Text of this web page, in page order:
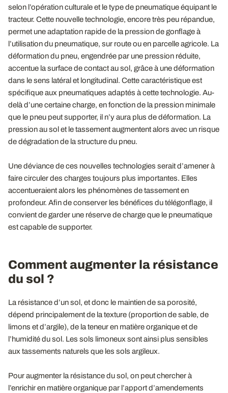
selon l’opération culturale et le type de pneumatique équipant le
tracteur. Cette nouvelle technologie, encore très peu répandue,
permet une adaptation rapide de la pression de gonflage à
l’utilisation du pneumatique, sur route ou en parcelle agricole. La
déformation du pneu, engendrée par une pression réduite,
accentue la surface de contact au sol, grâce à une déformation
dans le sens latéral et longitudinal. Cette caractéristique est
spécifique aux pneumatiques adaptés à cette technologie. Au-
delà d’une certaine charge, en fonction de la pression minimale
que le pneu peut supporter, il n’y aura plus de déformation. La
pression au sol et le tassement augmentent alors avec un risque
de dégradation de la structure du pneu.
Une déviance de ces nouvelles technologies serait d’amener à
faire circuler des charges toujours plus importantes. Elles
accentueraient alors les phénomènes de tassement en
profondeur. Afin de conserver les bénéfices du télégonflage, il
convient de garder une réserve de charge que le pneumatique
est capable de supporter.
Comment augmenter la résistance
du sol ?
La résistance d’un sol, et donc le maintien de sa porosité,
dépend principalement de la texture (proportion de sable, de
limons et d’argile), de la teneur en matière organique et de
l’humidité du sol. Les sols limoneux sont ainsi plus sensibles
aux tassements naturels que les sols argileux.
Pour augmenter la résistance du sol, on peut chercher à
l’enrichir en matière organique par l’apport d’amendements